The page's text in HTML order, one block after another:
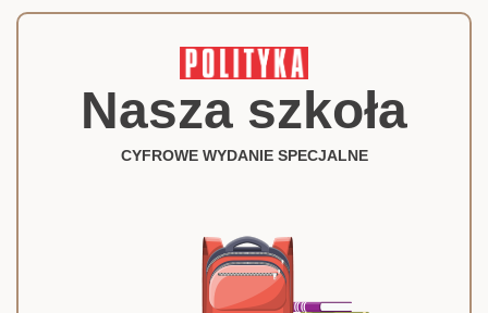
Nasza szkoła
CYFROWE WYDANIE SPECJALNE